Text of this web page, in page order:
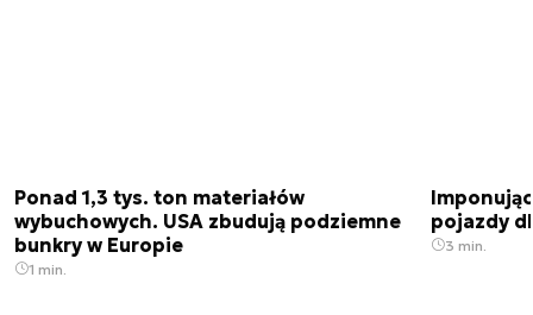
Ponad 1,3 tys. ton materiałów
wybuchowych. USA zbudują podziemne
bunkry w Europie
1 min.
pojazdy
3 min.